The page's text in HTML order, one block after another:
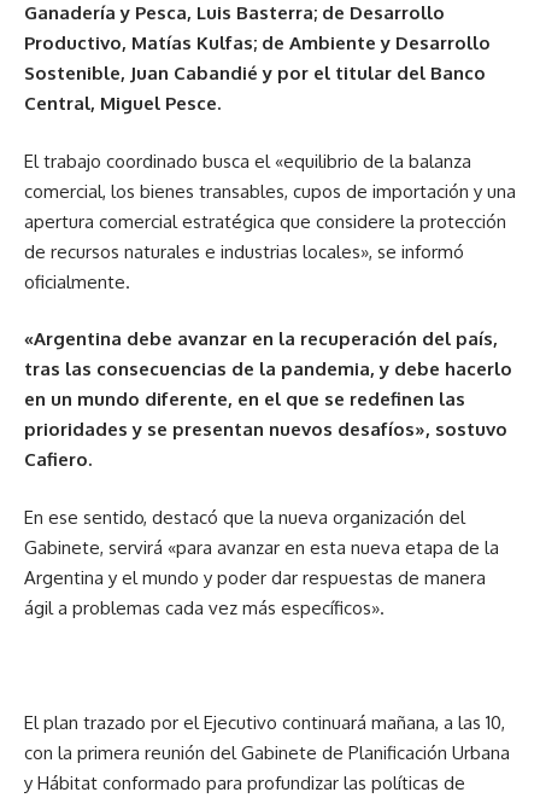
Ganadería y Pesca, Luis Basterra; de Desarrollo
Productivo, Matías Kulfas; de Ambiente y Desarrollo
Sostenible, Juan Cabandié y por el titular del Banco
Central, Miguel Pesce.
El trabajo coordinado busca el «equilibrio de la balanza
comercial, los bienes transables, cupos de importación y una
apertura comercial estratégica que considere la protección
de recursos naturales e industrias locales», se informó
oficialmente.
«Argentina debe avanzar en la recuperación del país,
tras las consecuencias de la pandemia, y debe hacerlo
en un mundo diferente, en el que se redefinen las
prioridades y se presentan nuevos desafíos», sostuvo
Cafiero.
En ese sentido, destacó que la nueva organización del
Gabinete, servirá «para avanzar en esta nueva etapa de la
Argentina y el mundo y poder dar respuestas de manera
ágil a problemas cada vez más específicos».
El plan trazado por el Ejecutivo continuará mañana, a las 10,
con la primera reunión del Gabinete de Planificación Urbana
y Hábitat conformado para profundizar las políticas de